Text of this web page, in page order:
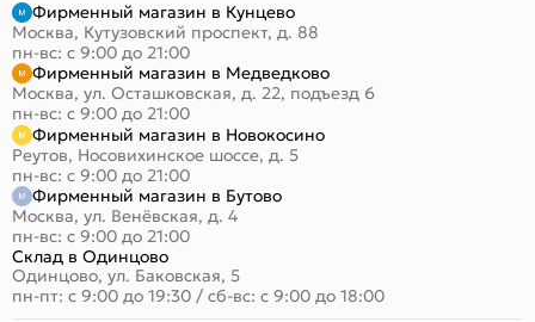
Фирменный магазин в Кунцево
Москва, Кутузовский проспект, д. 88
пн-вс: с 9:00 до 21:00
Фирменный магазин в Медведково
Москва, ул. Осташковская, д. 22, подъезд 6
пн-вс: с 9:00 до 21:00
Фирменный магазин в Новокосино
Реутов, Носовихинское шоссе, д. 5
пн-вс: с 9:00 до 21:00
Фирменный магазин в Бутово
Москва, ул. Венёвская, д. 4
пн-вс: с 9:00 до 21:00
Склад в Одинцово
Одинцово, ул. Баковская, 5
пн-пт: с 9:00 до 19:30 / сб-вс: с 9:00 до 18:00